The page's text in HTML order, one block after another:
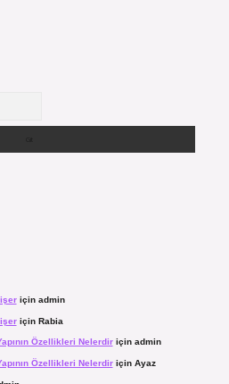
için admin
için Rabia
Özellikleri Nelerdiriçin admin
Özellikleri Nelerdiriçin Ayaz